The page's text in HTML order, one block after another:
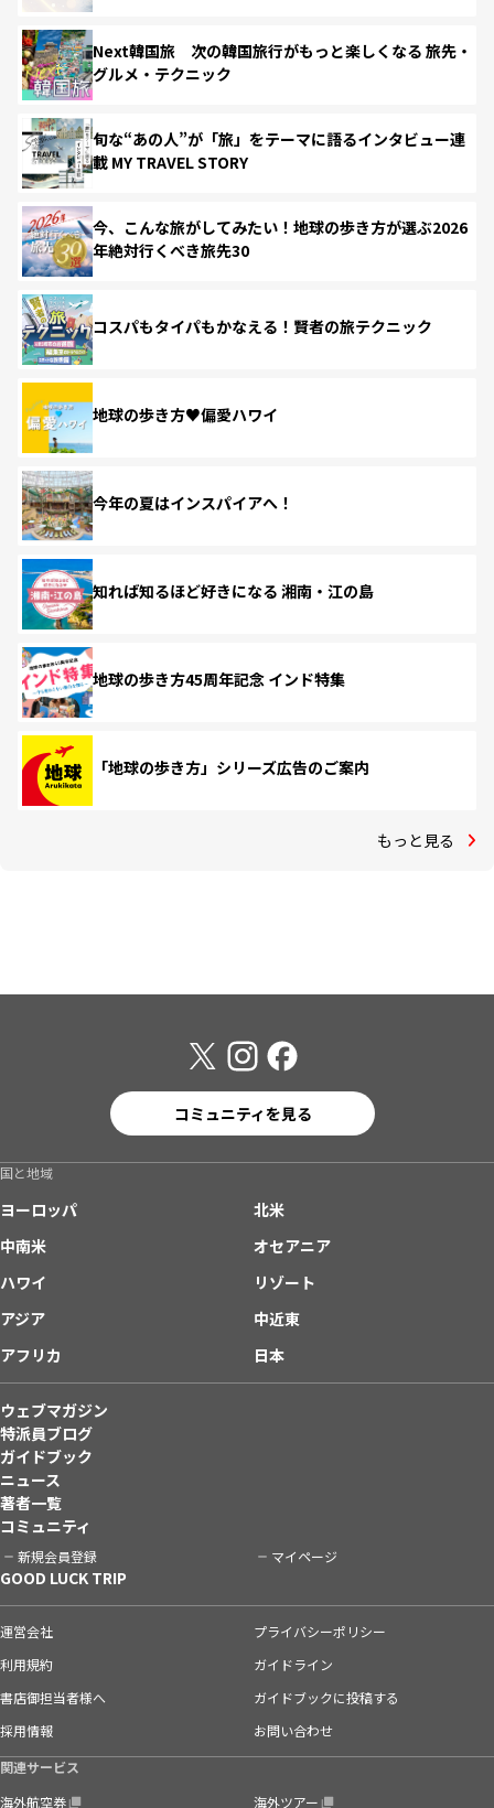
Next韓国旅 次の韓国旅行がもっと楽しくなる 旅先・
グルメ・テクニック
旬な“あの人”が「旅」をテーマに語るインタビュー連
載 MY TRAVEL STORY
今、こんな旅がしてみたい！地球の歩き方が選ぶ2026
年絶対行くべき旅先30
コスパもタイパもかなえる！賢者の旅テクニック
地球の歩き方♥偏愛ハワイ
今年の夏はインスパイアへ！
知れば知るほど好きになる 湘南・江の島
地球の歩き方45周年記念 インド特集
「地球の歩き方」シリーズ広告のご案内
もっと見る
コミュニティを見る
国と地域
ヨーロッパ
北米
中南米
オセアニア
ハワイ
リゾート
アジア
中近東
アフリカ
日本
ウェブマガジン
特派員ブログ
ガイドブック
ニュース
著者一覧
コミュニティ
新規会員登録 マイページ
GOOD LUCK TRIP
運営会社
プライバシーポリシー
利用規約
ガイドライン
書店御担当者様へ
ガイドブックに投稿する
採用情報
お問い合わせ
関連サービス
海外航空券
海外ツアー